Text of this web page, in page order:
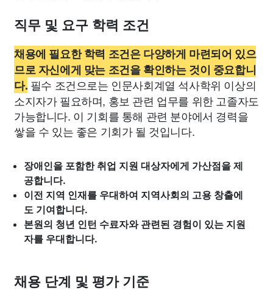
직무 및 요구 학력 조건
채용에 필요한 학력 조건은 다양하게 마련되어 있으
므로 자신에게 맞는 조건을 확인하는 것이 중요합니
다. 필수 조건으로는 인문사회계열 석사학위 이상의
소지자가 필요하며, 홍보 관련 업무를 위한 고졸자도
가능합니다. 이 기회를 통해 관련 분야에서 경력을
쌓을 수 있는 좋은 기회가 될 것입니다.
장애인을 포함한 취업 지원 대상자에게 가산점을 제
공합니다.
이전 지역 인재를 우대하여 지역사회의 고용 창출에
도 기여합니다.
본원의 청년 인턴 수료자와 관련된 경험이 있는 지원
자를 우대합니다.
채용 단계 및 평가 기준